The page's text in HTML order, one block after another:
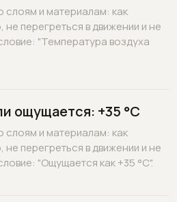
слоям и материалам: как
перегреться в движении и не
"Температура воздуха
ощущается: +35 °C
слоям и материалам: как
перегреться в движении и не
"Ощущается как +35 °C".